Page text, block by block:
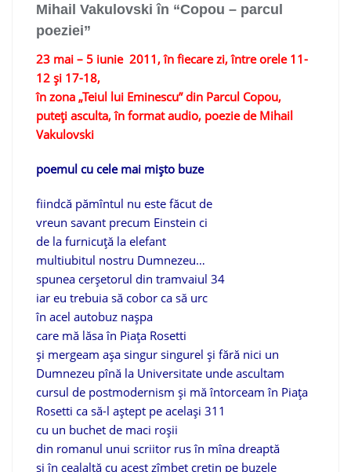
Mihail Vakulovski în “Copou – parcul
poeziei”
23 mai – 5 iunie 2011, în fiecare zi, între orele 11-
12 şi 17-18,
în zona „Teiul lui Eminescu” din Parcul Copou,
puteţi asculta, în format audio, poezie de Mihail
Vakulovski
poemul cu cele mai mişto buze
fiindcă pămîntul nu este făcut de
vreun savant precum Einstein ci
de la furnicuţă la elefant
multiubitul nostru Dumnezeu…
spunea cerşetorul din tramvaiul 34
iar eu trebuia să cobor ca să urc
în acel autobuz naşpa
care mă lăsa în Piaţa Rosetti
şi mergeam aşa singur singurel şi fără nici un
Dumnezeu pînă la Universitate unde ascultam
cursul de postmodernism şi mă întorceam în Piaţa
Rosetti ca să-l aştept pe acelaşi 311
cu un buchet de maci roşii
din romanul unui scriitor rus în mîna dreaptă
şi în cealaltă cu acest zîmbet cretin pe buzele